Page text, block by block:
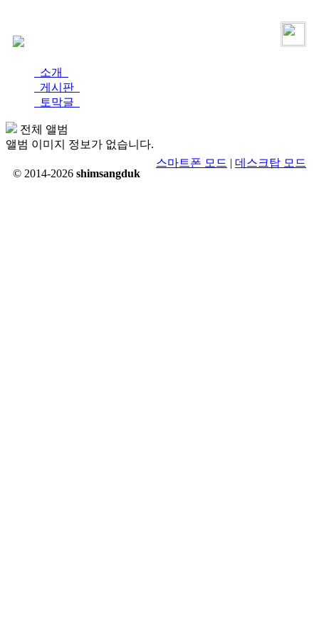
소개
게시판
토막글
전체 앨범
앨범 이미지 정보가 없습니다.
© 2014-2026 shimsangduk
스마트폰 모드 | 데스크탑 모드